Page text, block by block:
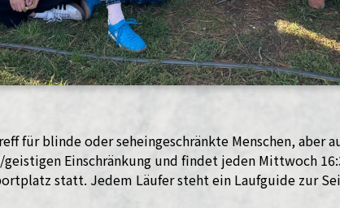
für blinde oder seheingeschränkte Menschen, aber
Einschränkung und findet jeden Mittwoch
statt. Jedem Läufer steht ein Laufguide zur